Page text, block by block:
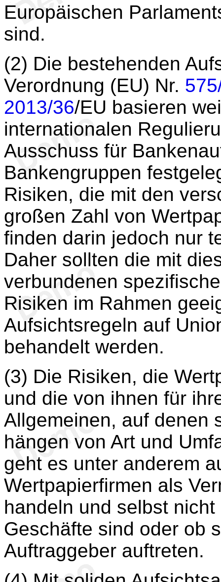
Europäischen
sind.
(2) Die bestehenden
Verordnung (EU) Nr.
2013/36/EU basieren
internationalen
Ausschuss für
Bankengruppen
Risiken, die mit den
großen Zahl von
finden darin jedoch nur
Daher sollten die mit
verbundenen
Risiken im Rahmen
Aufsichtsregeln auf
behandelt werden.
(3) Die Risiken, die
und die von ihnen für
Allgemeinen, auf denen
hängen von Art und
geht es unter anderem
Wertpapierfirmen als
handeln und selbst
Geschäfte sind oder ob
Auftraggeber auftreten.